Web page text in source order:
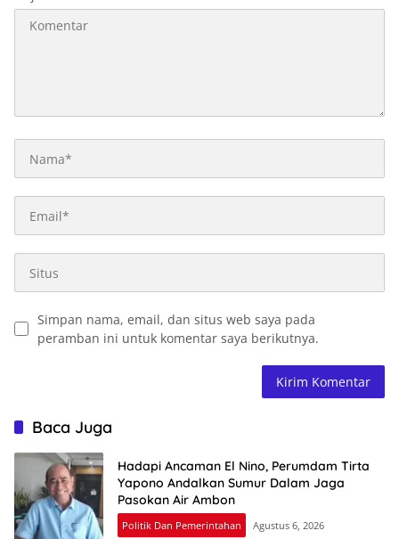
Simpan nama, email, dan situs web saya pada
peramban ini untuk komentar saya berikutnya.
Baca Juga
Hadapi Ancaman El Nino, Perumdam Tirta
Yapono Andalkan Sumur Dalam Jaga
Pasokan Air Ambon
Politik Dan Pemerintahan Agustus 6, 2026